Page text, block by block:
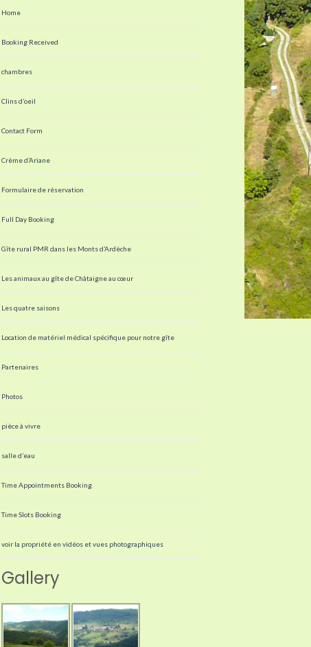
Home
Booking Received
chambres
Clins d’oeil
Contact Form
Crème d’Ariane
Formulaire de réservation
Full Day Booking
Gîte rural PMR dans les Monts d’Ardèche
Les animaux au gîte de Châtaigne au cœur
Les quatre saisons
Location de matériel médical spécifique pour notre gîte
Partenaires
Photos
pièce à vivre
salle d’eau
Time Appointments Booking
Time Slots Booking
voir la propriété en vidéos et vues photographiques
Gallery